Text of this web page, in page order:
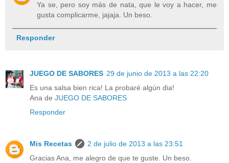
Ya se, pero soy más de nata, que le voy a hacer, me
gusta complicarme, jajaja. Un beso.
Responder
JUEGO DE SABORES 29 de junio de 2013 a las 22:20
Es una salsa bien rica! La probaré algún dia!
Ana de JUEGO DE SABORES
Responder
Mis Recetas
2 de julio de 2013 a las 23:51
Gracias Ana, me alegro de que te guste. Un beso.